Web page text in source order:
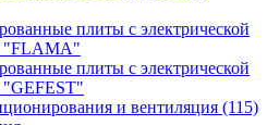
плиты с электрической
"FLAMA"
плиты с электрической
"GEFEST"
и вентиляция (115)